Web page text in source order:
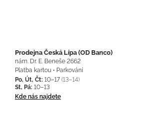
Prodejna Česká Lípa (OD Banco)
nám. Dr. E. Beneše 2662
Platba kartou • Parkování
Po, Út, Čt: 10–17 (13–14)
St, Pá: 10–13
Kde nás najdete